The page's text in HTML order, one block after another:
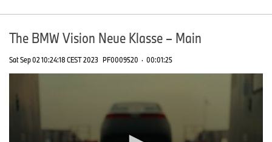
The BMW Vision Neue Klasse – Main
Sat Sep 02 10:24:18 CEST 2023 PF0009520 · 00:01:25